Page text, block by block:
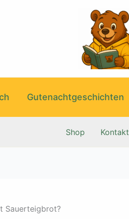
Gutenachtgeschichten
Shop Kontakt
Sauerteigbrot?